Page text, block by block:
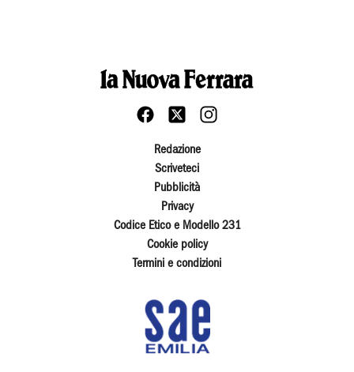
Redazione
Scriveteci
Pubblicità
Privacy
Codice Etico e Modello 231
Cookie policy
Termini e condizioni